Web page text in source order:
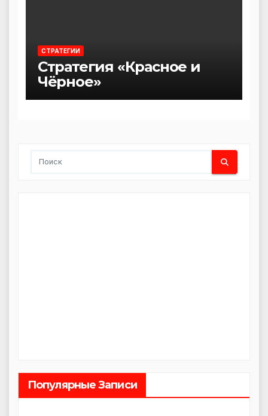
СТРАТЕГИИ
Стратегия «Красное и
Чёрное»
Популярные Записи